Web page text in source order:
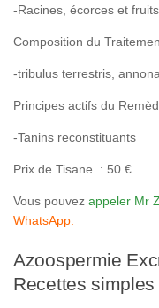
-Racines, écorces et
Composition du
-tribulus terrestris,
Principes actifs du
-Tanins reconstituants
Prix de Tisane : 50 €
Vous pouvez appeler Mr
WhatsApp.
Azoospermie
Recettes simples